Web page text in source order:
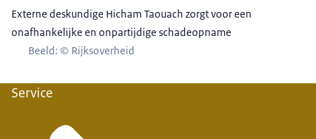
Externe deskundige Hicham Taouach zorgt voor een
onafhankelijke en onpartijdige schadeopname
Beeld: © Rijksoverheid
Service